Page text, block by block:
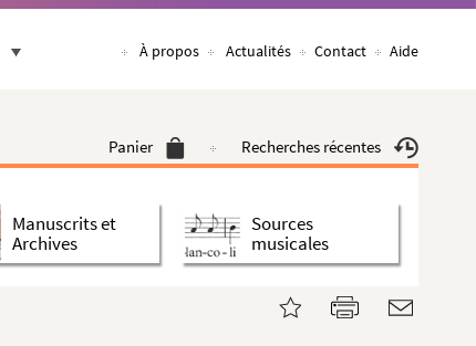
À propos Actualités Contact Aide
Panier Recherches récentes
Manuscrits et
Archives
Sources
musicales